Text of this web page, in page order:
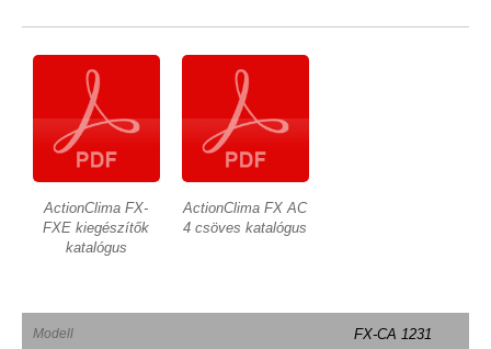
ActionClima FX-
FXE kiegészítők
katalógus
ActionClima FX AC
4 csöves katalógus
Modell FX-CA 1231